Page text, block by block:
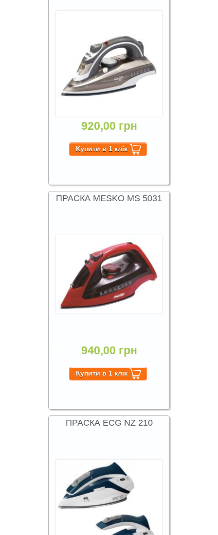
920,00 грн
ПРАСКА MESKO MS 5031
940,00 грн
ПРАСКА ECG NZ 210